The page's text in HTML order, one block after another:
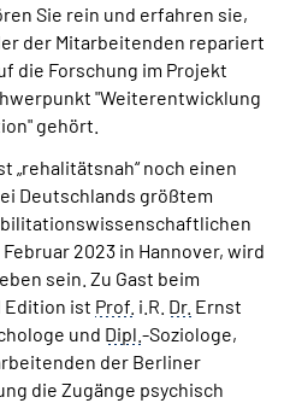
Sie rein und erfahren sie,
der Mitarbeitenden repariert
die Forschung im Projekt
"Weiterentwicklung
gehört.
„rehalitätsnah“ noch einen
Deutschlands größtem
2023 in Hannover, wird
sein. Zu Gast beim
Edition ist Prof. i.R. Dr. Ernst
und Dipl. -Soziologe,
der Berliner
die Zugänge psychisch